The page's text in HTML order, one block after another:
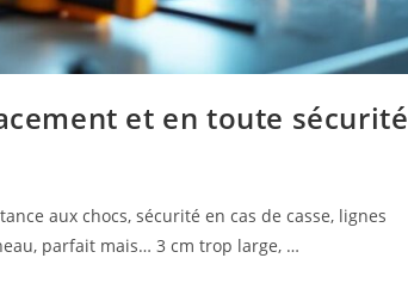
et en toute sécurité
aux chocs, sécurité en cas de casse, lignes
parfait mais… 3 cm trop large, …